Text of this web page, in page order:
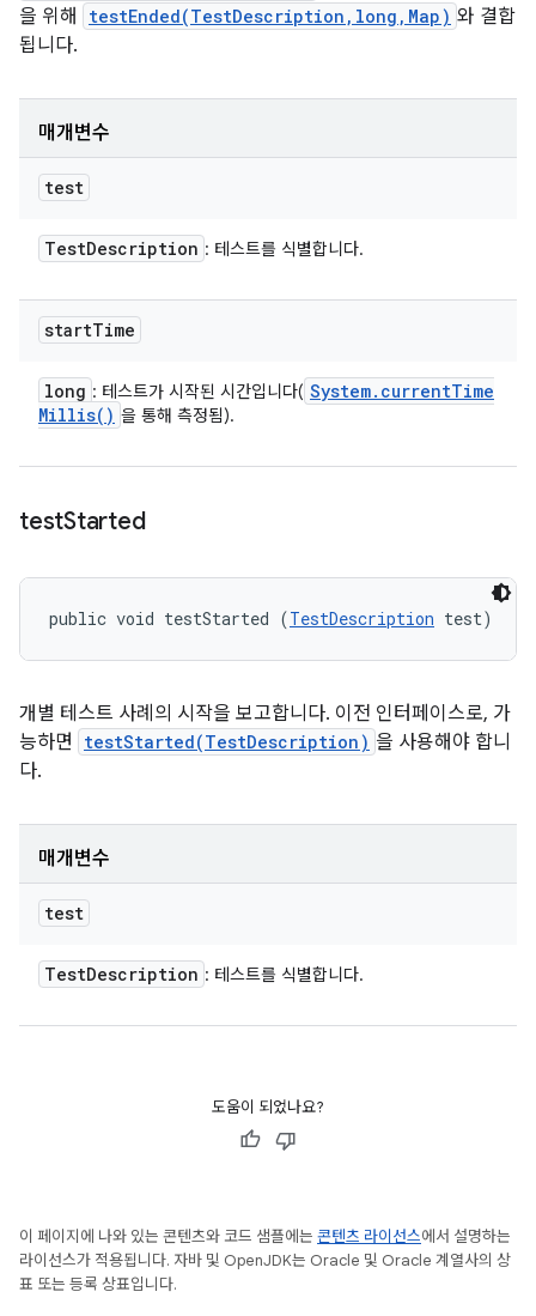
을 위해
testEnded(TestDescription,long,Map) 와 결합
됩니다.
매개변수
test
TestDescription : 테스트를 식별합니다.
startTime
long : 테스트가 시작된 시간입니다( System. currentTime
Millis( ) 을 통해 측정됨).
testStarted
public void testStarted (TestDescription test)
개별 테스트 사례의 시작을 보고합니다. 이전 인터페이스로, 가
능하면
testStarted(TestDescription) 을 사용해야 합니
다.
매개변수
test
TestDescription : 테스트를 식별합니다.
도움이 되었나요?
이 페이지에 나와 있는 콘텐츠와 코드 샘플에는 콘텐츠 라이선스에서 설명하는
라이선스가 적용됩니다. 자바 및 OpenJDK는 Oracle 및 Oracle 계열사의 상
표 또는 등록 상표입니다.